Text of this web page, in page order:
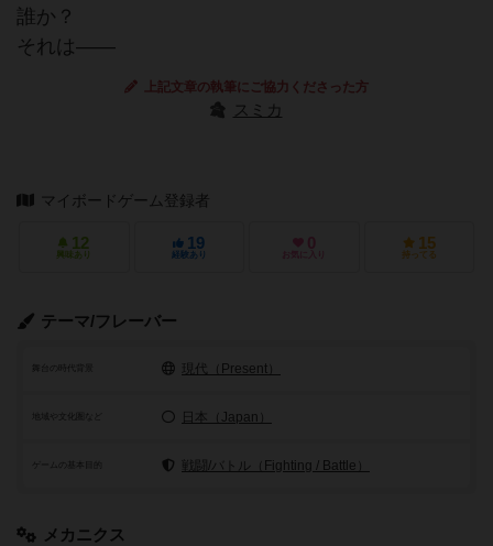
誰か？
それは――
上記文章の執筆にご協力くださった方
スミカ
マイボードゲーム登録者
12
興味あり
19
経験あり
0
お気に入り
15
持ってる
テーマ/フレーバー
舞台の時代背景 現代（Present）
地域や文化圏など 日本（Japan）
ゲームの基本目的 戦闘/バトル（Fighting / Battle）
メカニクス